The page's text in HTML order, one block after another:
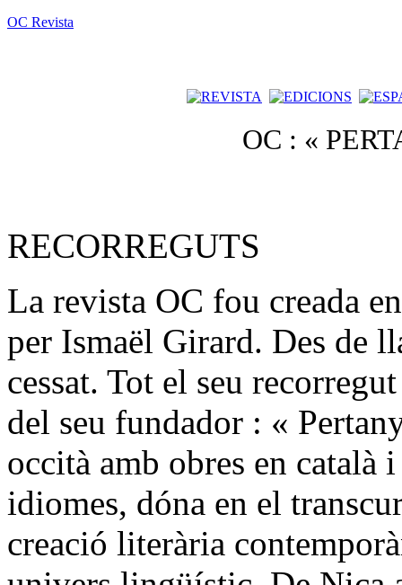
OC Revista
OC : «
RECORREGUTS
La revista OC fou creada
per Ismaël Girard. Des de
cessat. Tot el seu
del seu fundador : «
occità amb obres en català
idiomes, dóna en el
creació literària